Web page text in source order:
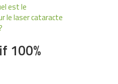
est le
le laser cataracte
100%